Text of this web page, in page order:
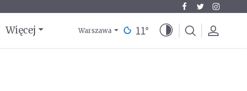
Więcej Warszawa 11°